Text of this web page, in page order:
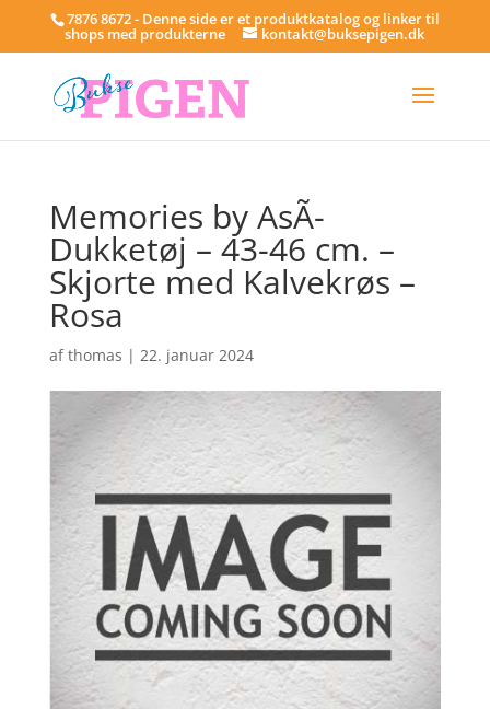
7876 8672 - Denne side er et produktkatalog og linker til
shops med produkterne kontakt@buksepigen.dk
Memories by AsÃ­
Dukketøj – 43-46 cm. –
Skjorte med Kalvekrøs –
Rosa
afthomas | 22. januar 2024